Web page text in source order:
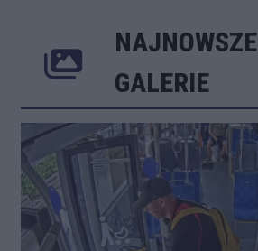
NAJNOWSZE
GALERIE